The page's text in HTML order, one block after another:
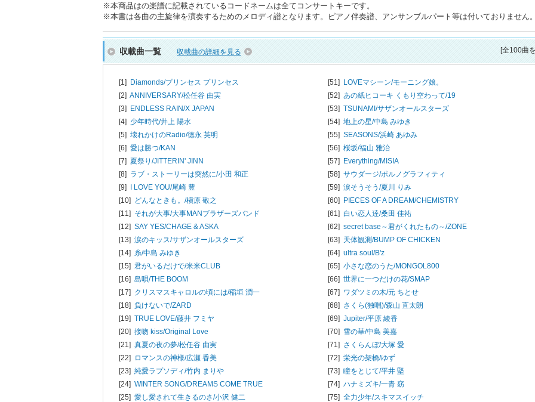
※本商品はの楽譜に記載されているコードネームは全てコンサートキーです。
※本書は各曲の主旋律を演奏するためのメロディ譜となります。ピアノ伴奏譜、アンサンブルパート等は付いておりません。
収載曲一覧 収載曲の詳細を見る [全100曲
[1] Diamonds/プリンセス プリンセス
[2] ANNIVERSARY/松任谷 由実
[3] ENDLESS RAIN/X JAPAN
[4] 少年時代/井上 陽水
[5] 壊れかけのRadio/徳永 英明
[6] 愛は勝つ/KAN
[7] 夏祭り/JITTERIN' JINN
[8] ラブ・ストーリーは突然に/小田 和正
[9] I LOVE YOU/尾崎 豊
[10] どんなときも。/槇原 敬之
[11] それが大事/大事MANブラザーズバンド
[12] SAY YES/CHAGE & ASKA
[13] 涙のキッス/サザンオールスターズ
[14] 糸/中島 みゆき
[15] 君がいるだけで/米米CLUB
[16] 島唄/THE BOOM
[17] クリスマスキャロルの頃には/稲垣 潤一
[18] 負けないで/ZARD
[19] TRUE LOVE/藤井 フミヤ
[20] 接吻 kiss/Original Love
[21] 真夏の夜の夢/松任谷 由実
[22] ロマンスの神様/広瀬 香美
[23] 純愛ラプソディ/竹内 まりや
[24] WINTER SONG/DREAMS COME TRUE
[25] 愛し愛されて生きるのさ/小沢 健二
[51] LOVEマシーン/モーニング娘。
[52] あの紙ヒコーキ くもり空わって/19
[53] TSUNAMI/サザンオールスターズ
[54] 地上の星/中島 みゆき
[55] SEASONS/浜崎 あゆみ
[56] 桜坂/福山 雅治
[57] Everything/MISIA
[58] サウダージ/ポルノグラフィティ
[59] 涙そうそう/夏川 りみ
[60] PIECES OF A DREAM/CHEMISTRY
[61] 白い恋人達/桑田 佳祐
[62] secret base～君がくれたもの～/ZONE
[63] 天体観測/BUMP OF CHICKEN
[64] ultra soul/B'z
[65] 小さな恋のうた/MONGOL800
[66] 世界に一つだけの花/SMAP
[67] ワダツミの木/元 ちとせ
[68] さくら(独唱)/森山 直太朗
[69] Jupiter/平原 綾香
[70] 雪の華/中島 美嘉
[71] さくらんぼ/大塚 愛
[72] 栄光の架橋/ゆず
[73] 瞳をとじて/平井 堅
[74] ハナミズキ/一青 窈
[75] 全力少年/スキマスイッチ